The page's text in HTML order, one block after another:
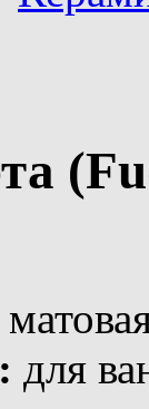
для